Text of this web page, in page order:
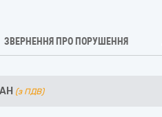
ЗВЕРНЕННЯ ПРО ПОРУШЕННЯ
(з ПДВ)